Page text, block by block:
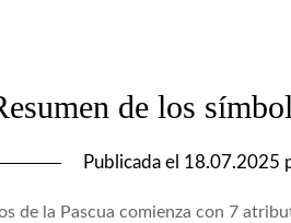
de los
Publicada el 18.07.2025
de la Pascua comienza con 7